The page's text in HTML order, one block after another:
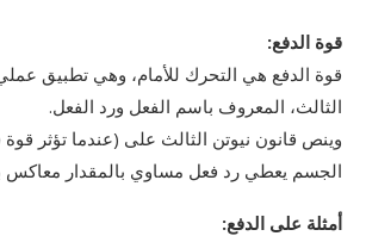
قوة الدفع:
قوة الدفع هي التحرك للأمام، وهي تطبيق
الثالث، المعروف باسم الفعل ورد الفعل.
وينص قانون نيوتن الثالث على (عندما تؤثر
الجسم يعطي رد فعل مساوي بالمقدار معاكس
أمثلة على الدفع: